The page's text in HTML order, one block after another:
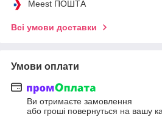
Meest ПОШТА
Всі умови доставки
Умови оплати
Ви отримаєте замовлення
або гроші повернуться на вашу